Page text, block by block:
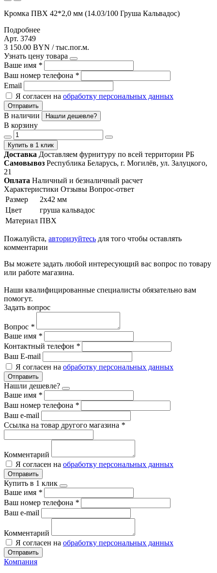
Кромка ПВХ 42*2,0 мм (14.03/100 Груша Кальвадос)
Подробнее
Арт. 3749
3 150.00 BYN / тыс.пог.м.
Узнать цену товара
Ваше имя *
Ваш номер телефона *
Email
Я согласен на обработку персональных данных
Отправить
В наличии Нашли дешевле?
В корзину
Купить в 1 клик
Доставка Доставляем фурнитуру по всей территории РБ
Самовывоз Республика Беларусь, г. Могилёв, ул. Залуцкого,
21
Оплата Наличный и безналичный расчет
Характеристики Отзывы Вопрос-ответ
Размер
2х42 мм
Цвет
груша кальвадос
Материал ПВХ
Пожалуйста, авторизуйтесь для того чтобы оставлять
комментарии
Вы можете задать любой интересующий вас вопрос по товару
или работе магазина.
Наши квалифицированные специалисты обязательно вам
помогут.
Задать вопрос
Вопрос *
Ваше имя *
Контактный телефон *
Ваш E-mail
Я согласен на обработку персональных данных
Отправить
Нашли дешевле?
Ваше имя *
Ваш номер телефона *
Ваш e-mail
Ссылка на товар другого магазина *
Комментарий
Я согласен на обработку персональных данных
Отправить
Купить в 1 клик
Ваше имя *
Ваш номер телефона *
Ваш e-mail
Комментарий
Я согласен на обработку персональных данных
Отправить
Компания